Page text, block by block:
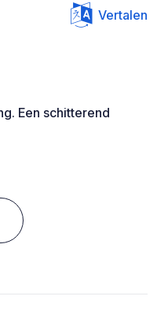
Vertalen
Een schitterend